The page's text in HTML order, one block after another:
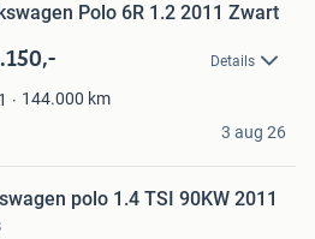
Volkswagen Polo 6R 1.2 2011 Zwart
Details
144.000 km
3 aug 26
polo 1.4 TSI 90KW 2011